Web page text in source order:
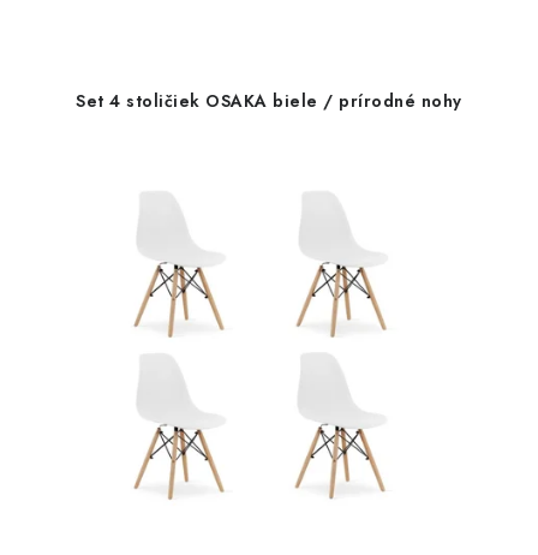
Set 4 stoličiek OSAKA biele / prírodné nohy